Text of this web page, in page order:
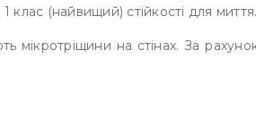
(найвищий) стійкості для миття.
мікротріщини на стінах. За